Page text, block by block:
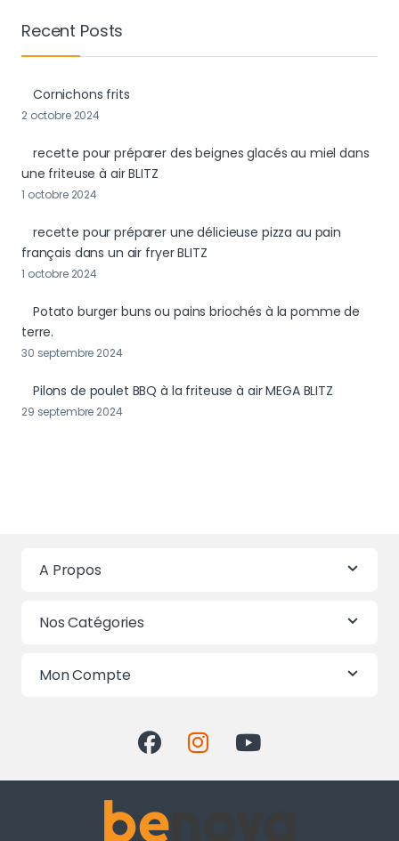
Recent Posts
Cornichons frits
2 octobre 2024
recette pour préparer des beignes glacés au miel dans
une friteuse à air BLITZ
1 octobre 2024
recette pour préparer une délicieuse pizza au pain
français dans un air fryer BLITZ
1 octobre 2024
Potato burger buns ou pains briochés à la pomme de
terre.
30 septembre 2024
Pilons de poulet BBQ à la friteuse à air MEGA BLITZ
29 septembre 2024
A Propos
Nos Catégories
Mon Compte